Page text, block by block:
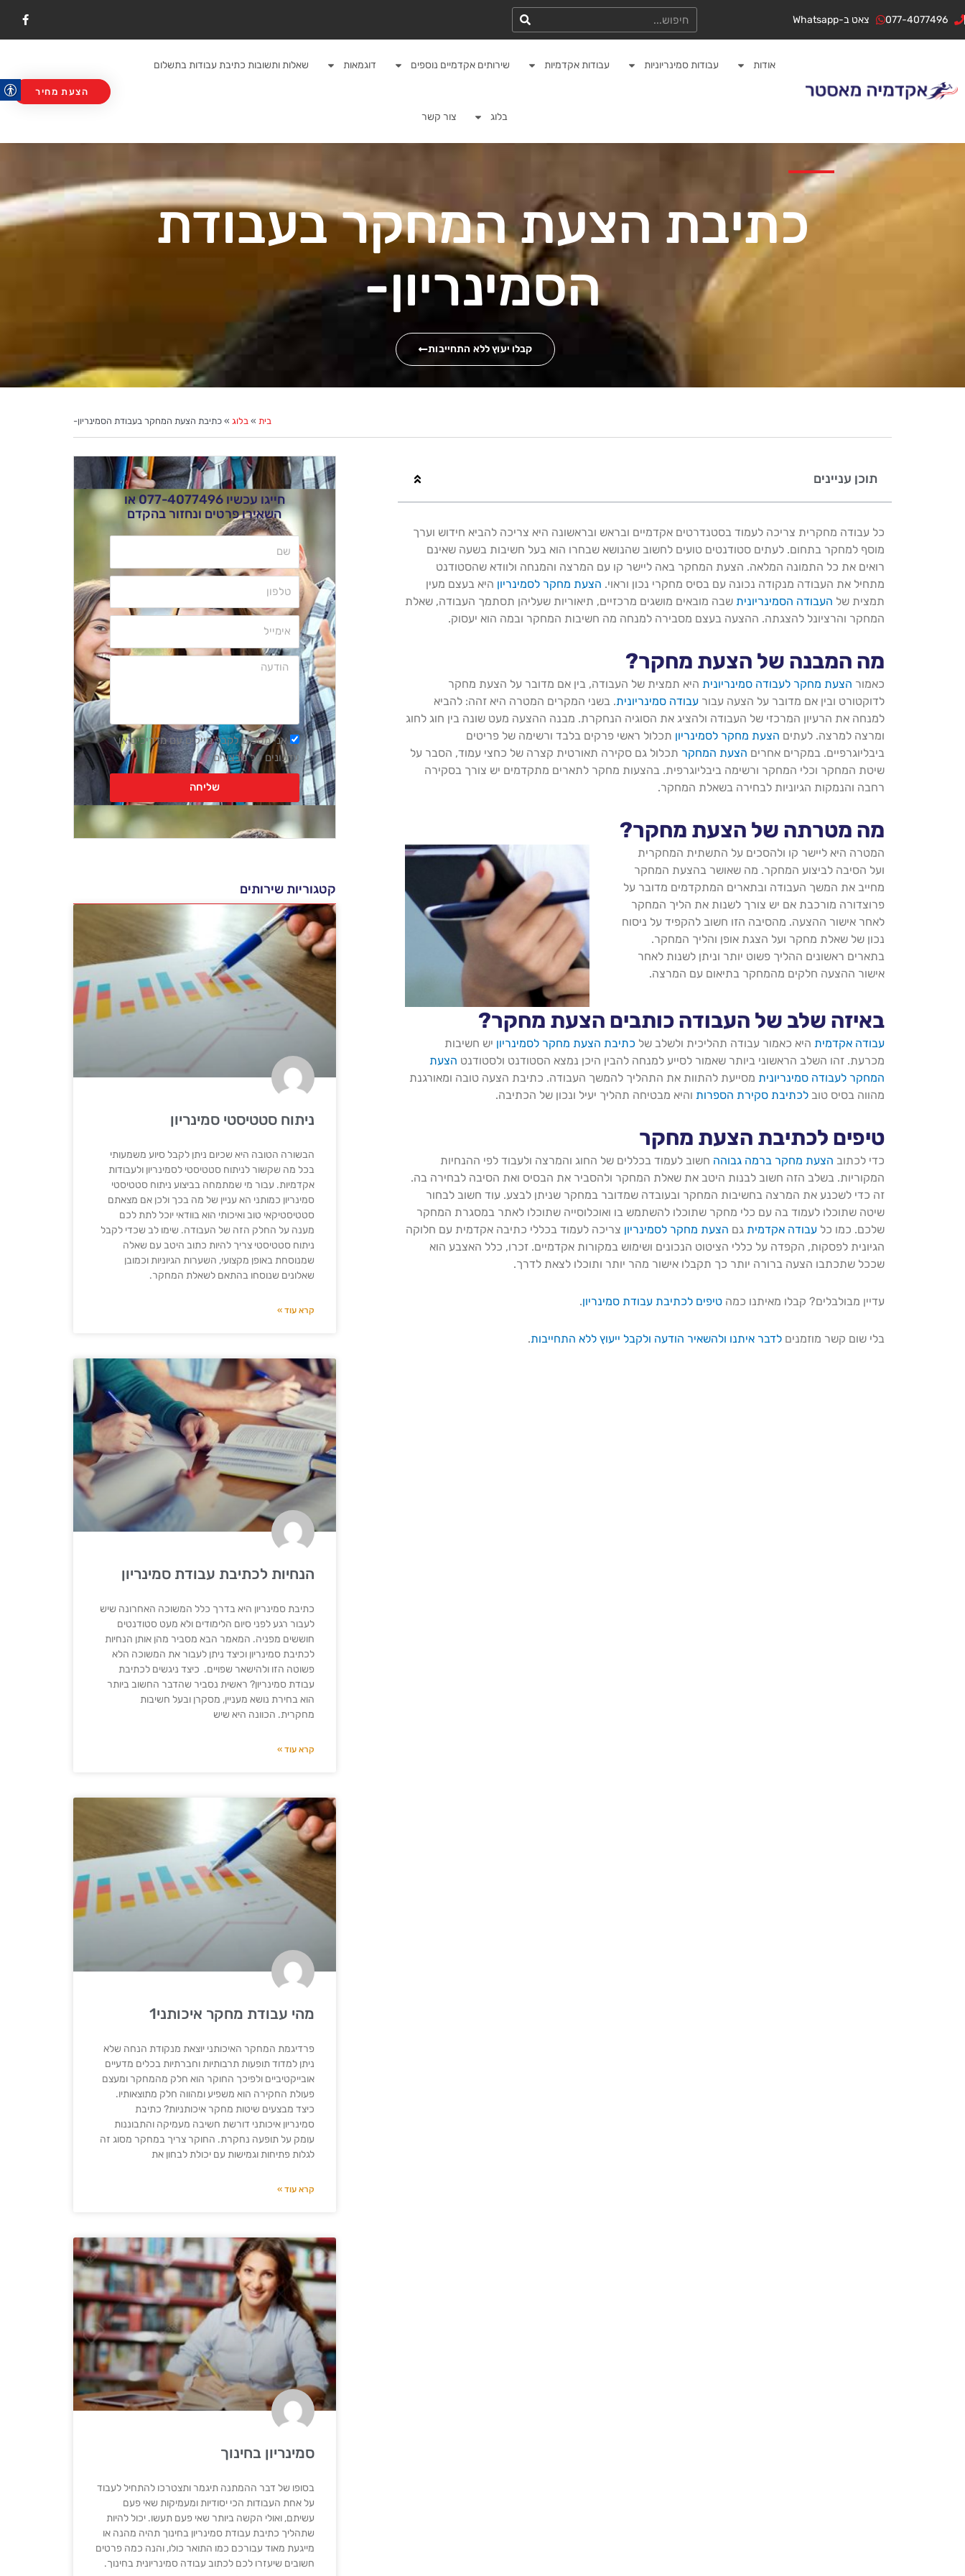
לתוכן077-4077496 צאט ב-Whatsapp חיפוש
F
a
o
אודות עבודות סמינריוניות עבודות אקדמיות שירותים אקדמיים נוספים דוגמאות שאלות ותשובות כתיבת עבודות בתשלום
בלוג צור קשר
הצעת מחיר
כתיבת הצעת המחקר בעבודת
הסמינריון-
קבלו יעוץ ללא התחייבות
בית » בלוג » כתיבת הצעת המחקר בעבודת הסמינריון-
תוכן עניינים
כל עבודה מחקרית צריכה לעמוד בסטנדרטים אקדמיים ובראש ובראשונה היא צריכה להביא חידוש וערך
מוסף למחקר בתחום. לעתים סטודנטים טועים לחשוב שהנושא שבחרו הוא בעל חשיבות בשעה שאינם
רואים את כל התמונה המלאה. הצעת המחקר באה ליישר קו עם המרצה והמנחה ולוודא שהסטודנט
מתחיל את העבודה מנקודה נכונה עם בסיס מחקרי נכון וראוי. הצעת מחקר לסמינריון היא בעצם מעין
תמצית של העבודה הסמינריונית שבה מובאים מושגים מרכזיים, תיאוריות שעליהן תסתמך העבודה, שאלת
המחקר והרציונל להצגתה. ההצעה בעצם מסבירה למנחה מה חשיבות המחקר ובמה הוא יעסוק.
מה המבנה של הצעת מחקר?
כאמור הצעת מחקר לעבודה סמינריונית היא תמצית של העבודה, בין אם מדובר על הצעת מחקר
לדוקטורט ובין אם מדובר על הצעה עבור עבודה סמינריונית. בשני המקרים המטרה היא זהה: להביא
למנחה את הרעיון המרכזי של העבודה ולהציג את הסוגיה הנחקרת. מבנה ההצעה מעט שונה בין חוג לחוג
ומרצה למרצה. לעתים הצעת מחקר לסמינריון תכלול ראשי פרקים בלבד ורשימה של פריטים
ביבליוגרפיים. במקרים אחרים הצעת המחקר תכלול גם סקירה תאורטית קצרה של כחצי עמוד, הסבר על
שיטת המחקר וכלי המחקר ורשימה ביבליוגרפית. בהצעות מחקר לתארים מתקדמים יש צורך בסקירה
רחבה והנמקות הגיוניות לבחירה בשאלת המחקר.
מה מטרתה של הצעת מחקר?
המטרה היא ליישר קו ולהסכים על התשתית המחקרית
ועל הסיבה לביצוע המחקר. מה שאושר בהצעת המחקר
מחייב את המשך העבודה ובתארים המתקדמים מדובר על
פרוצדורה מורכבת אם יש צורך לשנות את הליך המחקר
לאחר אישור ההצעה. מהסיבה הזו חשוב להקפיד על ניסוח
נכון של שאלת מחקר ועל הצגת אופן והליך המחקר.
בתארים ראשונים ההליך פשוט יותר וניתן לשנות לאחר
אישור ההצעה חלקים מהמחקר בתיאום עם המרצה.
באיזה שלב של העבודה כותבים הצעת מחקר?
עבודה אקדמית היא כאמור עבודה תהליכית ולשלב של כתיבת הצעת מחקר לסמינריון יש חשיבות
מכרעת. זהו השלב הראשוני ביותר שאמור לסייע למנחה להבין היכן נמצא הסטודנט ולסטודנט הצעת
המחקר לעבודה סמינריונית מסייעת להתוות את התהליך להמשך העבודה. כתיבת הצעה טובה ומאורגנת
מהווה בסיס טוב לכתיבת סקירת הספרות והיא מבטיחה תהליך יעיל ונכון של הכתיבה.
טיפים לכתיבת הצעת מחקר
כדי לכתוב הצעת מחקר ברמה גבוהה חשוב לעמוד בכללים של החוג והמרצה ולעבוד לפי ההנחיות
המקוריות. בשלב הזה חשוב לבנות היטב את שאלת המחקר ולהסביר את הבסיס ואת הסיבה לבחירה בה.
זה כדי לשכנע את המרצה בחשיבות המחקר ובעובדה שמדובר במחקר שניתן לבצע. עוד חשוב לבחור
שיטה שתוכלו לעמוד בה עם כלי מחקר שתוכלו להשתמש בו ואוכלוסייה שתוכלו לאתר במסגרת המחקר
שלכם. כמו כל עבודה אקדמית גם הצעת מחקר לסמינריון צריכה לעמוד בכללי כתיבה אקדמית עם חלוקה
הגיונית לפסקות, הקפדה על כללי הציטוט הנכונים ושימוש במקורות אקדמיים. זכרו, כלל האצבע הוא
שככל שתכתבו הצעה ברורה יותר כך תקבלו אישור מהר יותר ותוכלו לצאת לדרך.
עדיין מבולבלים? קבלו מאיתנו כמה טיפים לכתיבת עבודת סמינריון.
בלי שום קשר מוזמנים לדבר איתנו ולהשאיר הודעה ולקבל ייעוץ ללא התחייבות.
חייגו עכשיו077-4077496או
השאירו פרטים ונחזור בהקדם
שם
הודעה
רשימת
דיוור
אני מסכים לקבל מיילים עם מדריכים או
עדכונים על מבצעים
שליחה
קטגוריות שירותים
ניתוח סטטיסטי סמינריון
הבשורה הטובה היא שכיום ניתן לקבל סיוע משמעותי
בכל מה שקשור לניתוח סטטיסטי לסמינריון ולעבודות
אקדמיות. עבור מי שמתמחה בביצוע ניתוח סטטיסטי
סמינריון כמותני הא עניין של מה בכך ולכן אם מצאתם
סטטיסטיקאי טוב ואיכותי הוא בוודאי יוכל לתת לכם
מענה על החלק הזה של העבודה. שימו לב שכדי לקבל
ניתוח סטטיסטי צריך להיות כתוב היטב עם שאלה
שמנוסחת באופן מקצועי, השערות הגיוניות וכמובן
שאלונים שנוסחו בהתאם לשאלת המחקר.
קרא עוד »
הנחיות לכתיבת עבודת סמינריון
כתיבת סמינריון היא בדרך כלל המשוכה האחרונה שיש
לעבור רגע לפני סיום הלימודים ולא מעט סטודנטים
חוששים מפניה. המאמר הבא מסביר מהן אותן הנחיות
לכתיבת סמינריון וכיצד ניתן לעבור את המשוכה הלא
פשוטה הזו ולהישאר שפויים. כיצד ניגשים לכתיבת
עבודת סמינריון? ראשית נסביר שהדבר החשוב ביותר
הוא בחירת נושא מעניין, מסקרן ובעל חשיבות
מחקרית. הכוונה היא שיש
קרא עוד »
מהי עבודת מחקר איכותני1
פרדיגמת המחקר האיכותני יוצאת מנקודת הנחה שלא
ניתן למדוד תופעות תרבותיות וחברתיות בכלים מדעיים
אובייקטיביים ולפיכך החוקר הוא חלק מהמחקר ומעצם
פעולת החקירה הוא משפיע ומהווה חלק מתוצאותיו.
כיצד מבצעים שיטות מחקר איכותניות? כתיבת
סמינריון איכותני דורשת חשיבה מעמיקה והתבוננות
עומק על תופעה נחקרת. החוקר צריך במחקר מסוג זה
לגלות פתיחות וגמישות עם יכולת לבחון את
קרא עוד »
סמינריון בחינוך
בסופו של דבר ההמתנה תיגמר ותצטרכו להתחיל לעבוד
על אחת העבודות הכי יסודיות ומעמיקות שאי פעם
עשיתם, ואולי הקשה ביותר שאי פעם תעשו. יכול להיות
שתהליך כתיבת עבודת סמינריון בחינוך תהיה מהנה או
מייגעת מאוד עבורכם כמו התואר כולו, והנה כמה פרטים
חשובים שיעזרו לכם לכתוב עבודה סמינריונית בחינוך.